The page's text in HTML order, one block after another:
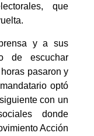
que
y a sus
de escuchar
pasaron y
optó
con un
donde
Acción